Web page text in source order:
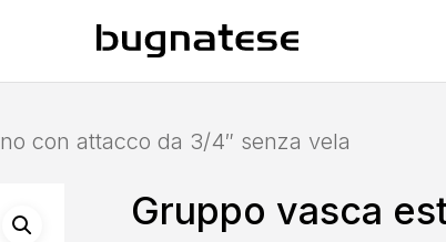
con attacco da 3/4″ senza vela
Gruppo vasca